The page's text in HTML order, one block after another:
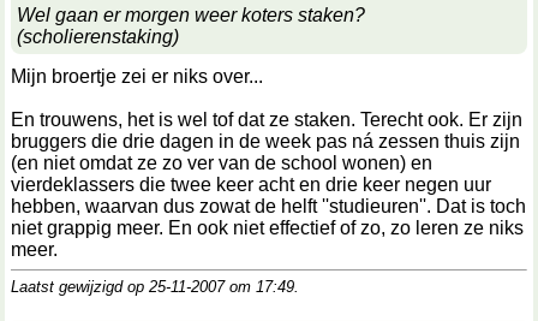
Wel gaan er morgen weer koters staken?
(scholierenstaking)
Mijn broertje zei er niks over...
En trouwens, het is wel tof dat ze staken. Terecht ook. Er zijn
bruggers die drie dagen in de week pas ná zessen thuis zijn
(en niet omdat ze zo ver van de school wonen) en
vierdeklassers die twee keer acht en drie keer negen uur
hebben, waarvan dus zowat de helft ''studieuren''. Dat is toch
niet grappig meer. En ook niet effectief of zo, zo leren ze niks
meer.
Laatst gewijzigd op 25-11-2007 om 17:49.